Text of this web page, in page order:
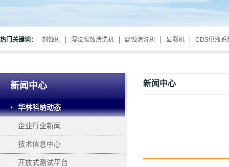
热门关键词： 刻蚀机 湿法腐蚀清洗机 腐蚀清洗机 显影机 CDS供液系
新闻中心
华林科纳动态
企业行业新闻
技术信息中心
开放式测试平台
新闻中心